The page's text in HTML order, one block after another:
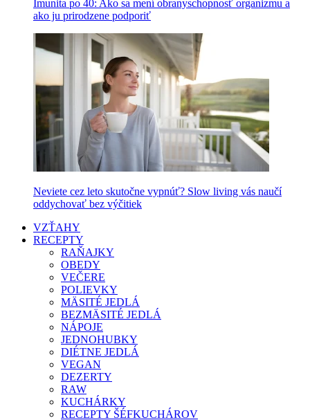
Imunita po 40: Ako sa mení obranyschopnosť organizmu a
ako ju prirodzene podporiť
Neviete cez leto skutočne vypnúť? Slow living vás naučí
oddychovať bez výčitiek
VZŤAHY
RECEPTY
RAŇAJKY
OBEDY
VEČERE
POLIEVKY
MÄSITÉ JEDLÁ
BEZMÄSITÉ JEDLÁ
NÁPOJE
JEDNOHUBKY
DIÉTNE JEDLÁ
VEGAN
DEZERTY
RAW
KUCHÁRKY
RECEPTY ŠÉFKUCHÁROV